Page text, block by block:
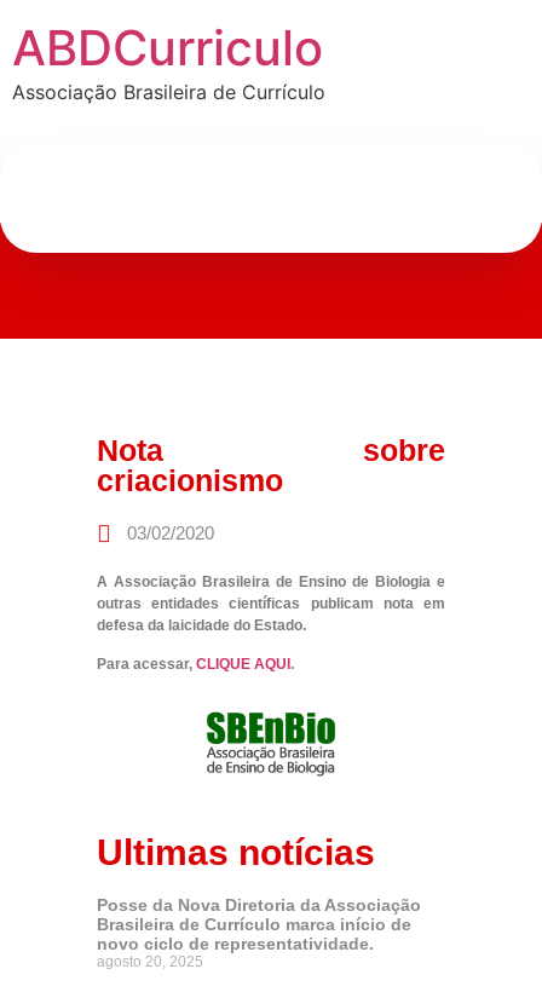
ABDCurriculo
Associação Brasileira de Currículo
Nota sobre
criacionismo
03/02/2020
A Associação Brasileira de Ensino de Biologia e
outras entidades científicas publicam nota em
defesa da laicidade do Estado.
Para acessar, CLIQUE AQUI .
Ultimas notícias
Posse da Nova Diretoria da Associação
Brasileira de Currículo marca início de
novo ciclo de representatividade.
agosto 20, 2025